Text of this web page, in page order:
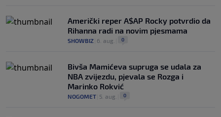
Američki reper A$AP Rocky potvrdio da
Rihanna radi na novim pjesmama
SHOWBIZ 6. aug. 0
Bivša Mamićeva supruga se udala za
NBA zvijezdu, pjevala se Rozga i
Marinko Rokvić
NOGOMET 5. aug. 0